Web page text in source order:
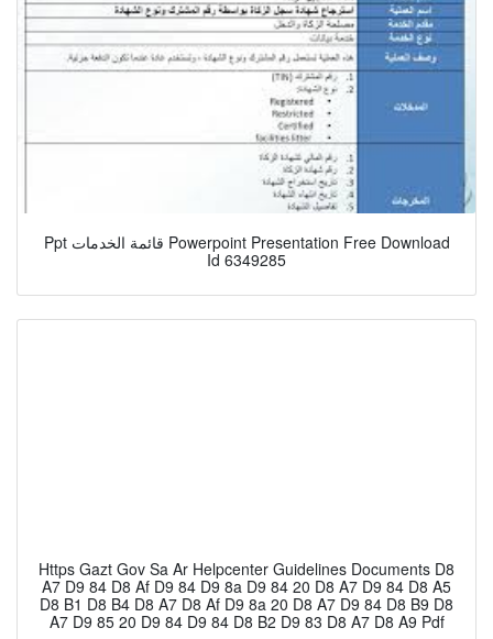
Ppt قائمة الخدمات Powerpoint Presentation Free Download
Id 6349285
Https Gazt Gov Sa Ar Helpcenter Guidelines Documents D8
A7 D9 84 D8 Af D9 84 D9 8a D9 84 20 D8 A7 D9 84 D8 A5
D8 B1 D8 B4 D8 A7 D8 Af D9 8a 20 D8 A7 D9 84 D8 B9 D8
A7 D9 85 20 D9 84 D9 84 D8 B2 D9 83 D8 A7 D8 A9 Pdf